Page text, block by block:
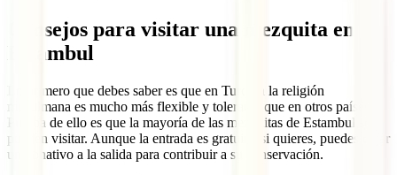
Consejos para visitar una mezquita en
Estambul
Lo primero que debes saber es que en Turquía la religión
musulmana es mucho más flexible y tolerante que en otros países.
Prueba de ello es que la mayoría de las mezquitas de Estambul se
pueden visitar. Aunque la entrada es gratuita, si quieres, puedes dejar
un donativo a la salida para contribuir a su conservación.